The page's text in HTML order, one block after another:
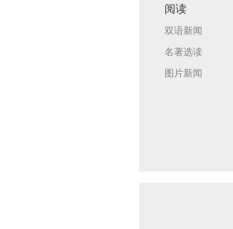
阅读
双语新闻
名著选读
图片新闻